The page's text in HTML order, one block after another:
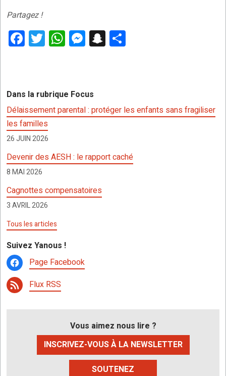
Partagez !
F
a
b
o
o
k
T
wi
er
W
h
s
A
p
M
es
n
g
er
S
n
c
h
er
Dans la rubrique Focus
Délaissement parental : protéger les enfants sans fragiliser
les familles
26 JUIN 2026
Devenir des AESH : le rapport caché
8 MAI 2026
Cagnottes compensatoires
3 AVRIL 2026
Tous les articles
Suivez Yanous !
Page Facebook
Flux RSS
Vous aimez nous lire ?
INSCRIVEZ-VOUS À LA NEWSLETTER
SOUTENEZ